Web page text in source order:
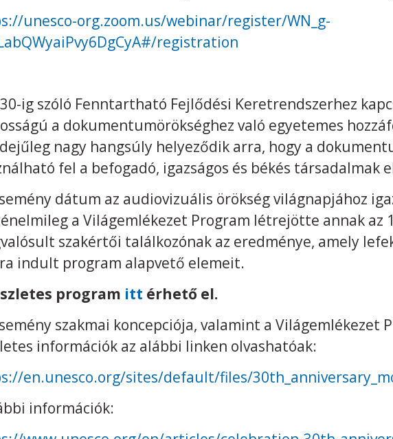
unesco-org.zoom.us/webinar/register/WN_g-
registration
ig szóló Fenntartható Fejlődési Keretrendszerhez
a dokumentumörökséghez való egyetemes
nagy hangsúly helyeződik arra, hogy a
fel a befogadó, igazságos és békés társadalmak
dátum az audiovizuális örökség világnapjához
a Világemlékezet Program létrejötte annak az
szakértői találkozónak az eredménye, amely
indult program alapvető elemeit.
program itt érhető el.
szakmai koncepciója, valamint a Világemlékezet
információk az alábbi linken olvashatóak:
en.unesco.org/sites/default/files/
információk: